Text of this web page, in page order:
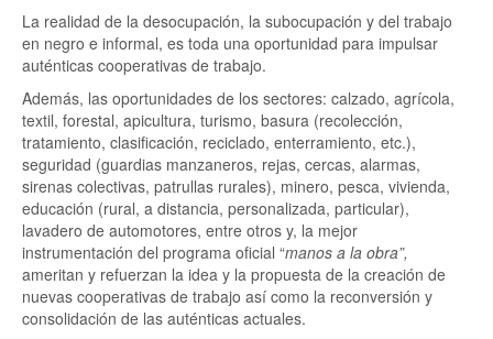
La realidad de la desocupación, la subocupación y del trabajo
en negro e informal, es toda una oportunidad para impulsar
auténticas cooperativas de trabajo.
Además, las oportunidades de los sectores: calzado, agrícola,
textil, forestal, apicultura, turismo, basura (recolección,
tratamiento, clasificación, reciclado, enterramiento, etc.),
seguridad (guardias manzaneros, rejas, cercas, alarmas,
sirenas colectivas, patrullas rurales), minero, pesca, vivienda,
educación (rural, a distancia, personalizada, particular),
lavadero de automotores, entre otros y, la mejor
instrumentación del programa oficial “manos a la obra”,
ameritan y refuerzan la idea y la propuesta de la creación de
nuevas cooperativas de trabajo así como la reconversión y
consolidación de las auténticas actuales.